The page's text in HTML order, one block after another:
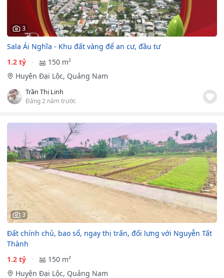
3
Sala Ái Nghĩa - Khu đất vàng để an cư, đầu tư
1.2 tỷ
150 m²
Huyện Đại Lộc, Quảng Nam
Trần Thị Linh
Đăng 2 năm trước
3
Đất chính chủ, bao sổ, ngay thị trấn, đối lưng với Nguyễn Tất
Thành
1.2 tỷ
150 m²
Huyện Đại Lộc, Quảng Nam